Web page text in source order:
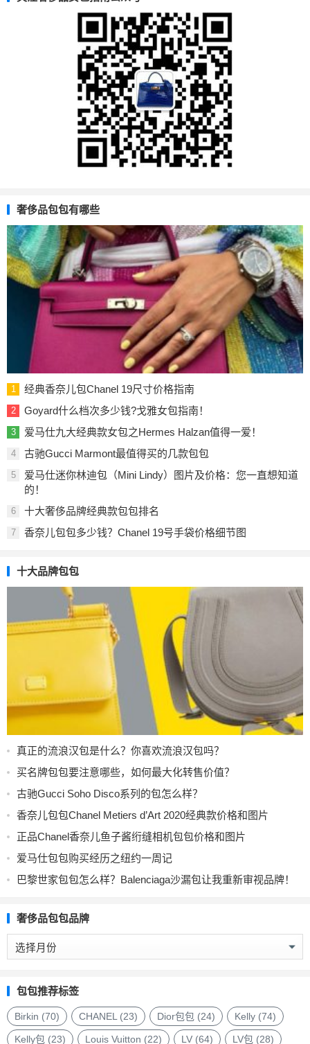
奢侈品包包有哪些
1 经典香奈儿包Chanel 19尺寸价格指南
2 Goyard什么档次多少钱?戈雅女包指南！
3 爱马仕九大经典款女包之Hermes Halzan值得一爱！
4 古驰Gucci Marmont最值得买的几款包包
5
爱马仕迷你林迪包（Mini Lindy）图片及价格：您一直想知道
的！
6 十大奢侈品牌经典款包包排名
7 香奈儿包包多少钱？Chanel 19号手袋价格细节图
十大品牌包包
真正的流浪汉包是什么？你喜欢流浪汉包吗？
买名牌包包要注意哪些，如何最大化转售价值？
古驰Gucci Soho Disco系列的包怎么样？
香奈儿包包Chanel Metiers d’Art 2020经典款价格和图片
正品Chanel香奈儿鱼子酱绗缝相机包包价格和图片
爱马仕包包购买经历之纽约一周记
巴黎世家包包怎么样？Balenciaga沙漏包让我重新审视品牌！
奢侈品包包品牌
奢
侈
包
包
品
牌
包包推荐标签
Birkin (70) CHANEL (23) Dior包包 (24) Kelly (74)
Kelly包 (23) Louis Vuitton (22) LV (64) LV包 (28)